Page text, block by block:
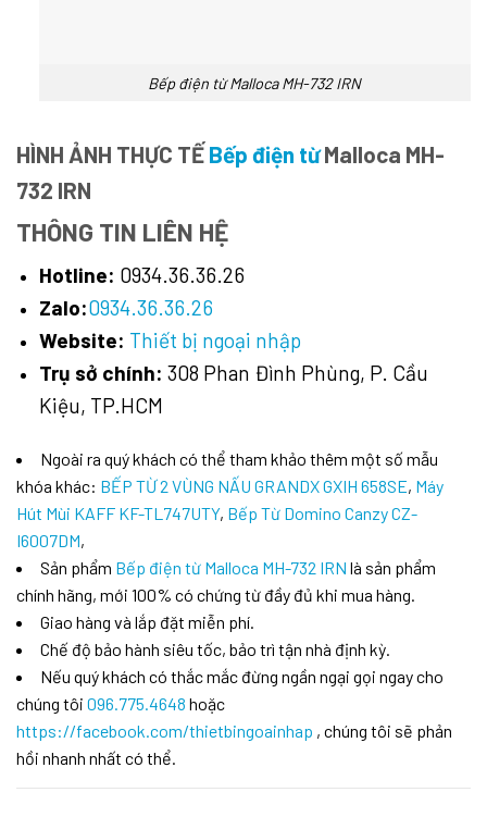
Bếp điện từ Malloca MH-732 IRN
HÌNH ẢNH THỰC TẾ Bếp điện từMalloca MH-
732 IRN
THÔNG TIN LIÊN HỆ
Hotline: 0934.36.36.26
Zalo:0934.36.36.26
Website: Thiết bị ngoại nhập
Trụ sở chính: 308 Phan Đình Phùng, P. Cầu
Kiệu, TP.HCM
Ngoài ra quý khách có thể tham khảo thêm một số mẫu
khóa khác: BẾP TỪ 2 VÙNG NẤU GRANDX GXIH 658SE, Máy
Hút Mùi KAFF KF-TL747UTY, Bếp Từ Domino Canzy CZ-
I6007DM,
Sản phẩm Bếp điện từ Malloca MH-732 IRN là sản phẩm
chính hãng, mới 100% có chứng từ đầy đủ khi mua hàng.
Giao hàng và lắp đặt miễn phí.
Chế độ bảo hành siêu tốc, bảo trì tận nhà định kỳ.
Nếu quý khách có thắc mắc đừng ngần ngại gọi ngay cho
chúng tôi 096.775.4648 hoặc
https://facebook.com/thietbingoainhap , chúng tôi sẽ phản
hồi nhanh nhất có thể.